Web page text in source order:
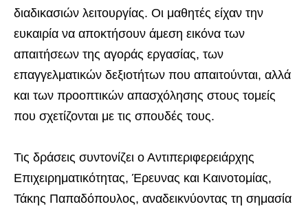
διαδικασιών λειτουργίας. Οι μαθητές είχαν την
ευκαιρία να αποκτήσουν άμεση εικόνα των
απαιτήσεων της αγοράς εργασίας, των
επαγγελματικών δεξιοτήτων που απαιτούνται, αλλά
και των προοπτικών απασχόλησης στους τομείς
που σχετίζονται με τις σπουδές τους.
Τις δράσεις συντονίζει ο Αντιπεριφερειάρχης
Επιχειρηματικότητας, Έρευνας και Καινοτομίας,
Τάκης Παπαδόπουλος, αναδεικνύοντας τη σημασία